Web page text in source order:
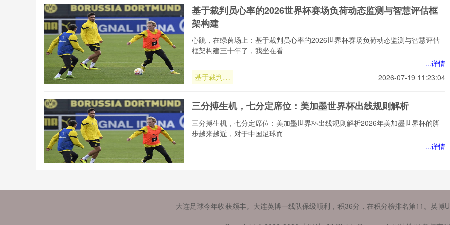
2026世界
杯归属已定
基于裁判员心率的2026世界杯赛场负荷动态监测与智慧评估框
架构建
心跳，在绿茵场上：基于裁判员心率的2026世界杯赛场负荷动态监测与智慧评估
框架构建三十年了，我坐在看
...详情
基于裁判员
杯赛场负荷
动态监测与
智慧评估框
架构建
2026-07-19 11:23:04
三分搏生机，七分定席位：美加墨世界杯出线规则解析
三分搏生机，七分定席位：美加墨世界杯出线规则解析2026年美加墨世界杯的脚
步越来越近，对于中国足球而
...详情
规则解析
**“可开合屋顶动态场景下SoFi体育场热环境智能调控方法研
大连足球今年收获颇丰。大连英博一线队保级顺利，积36分，在积分榜排名第11。英博